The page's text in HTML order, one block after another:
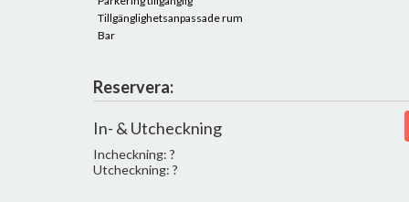
Tillgänglighetsanpassade rum
Bar
Reservera:
In- & Utcheckning
Incheckning: ?
Utcheckning: ?